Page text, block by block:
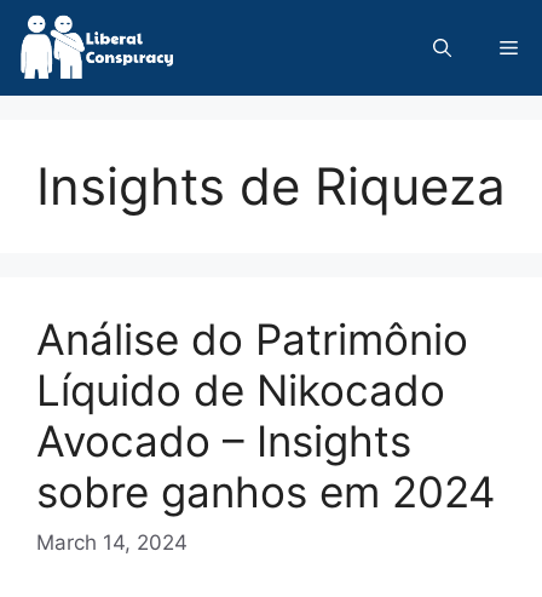
Skip
content
Insights de Riqueza
Análise do Patrimônio
Líquido de Nikocado
Avocado – Insights
sobre ganhos em 2024
March 14, 2024